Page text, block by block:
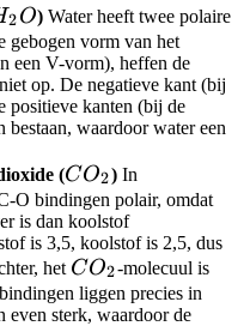
2O) Water heeft twee polaire
vorm van het
een V-vorm), heffen de
op. De negatieve kant (bij
positieve kanten (bij de
waardoor water een
(CO_2
CO2)In
O bindingen polair, omdat
is dan koolstof
is 3,5, koolstof is 2,5, dus
het CO_2
CO2-molecuul is
liggen precies in
even sterk, waardoor de